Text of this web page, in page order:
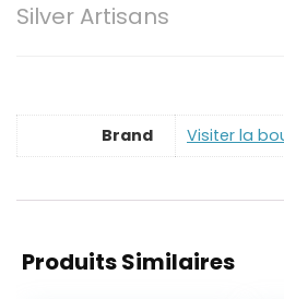
Silver Artisans
Brand Visiter la
Produits Similaires